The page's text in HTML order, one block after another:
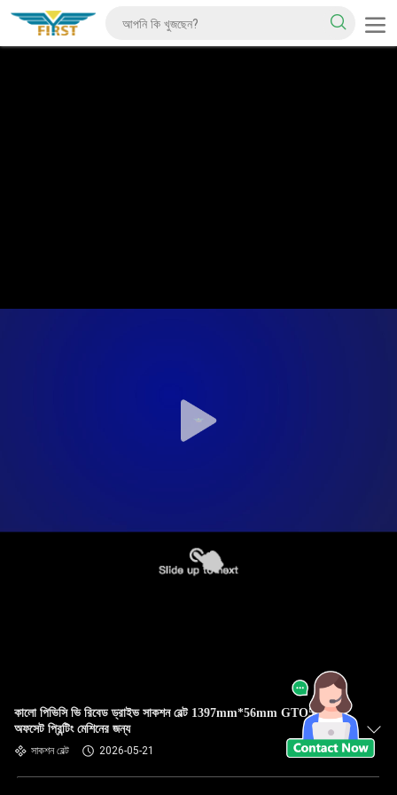
কালো পিভিসি ভি রিবেড ড্রাইভ সাকশন বেল্ট 1397mm*56mm GTO52
অফসেট প্রিন্টিং মেশিনের জন্য
সাকশন বেল্ট 2026-05-21